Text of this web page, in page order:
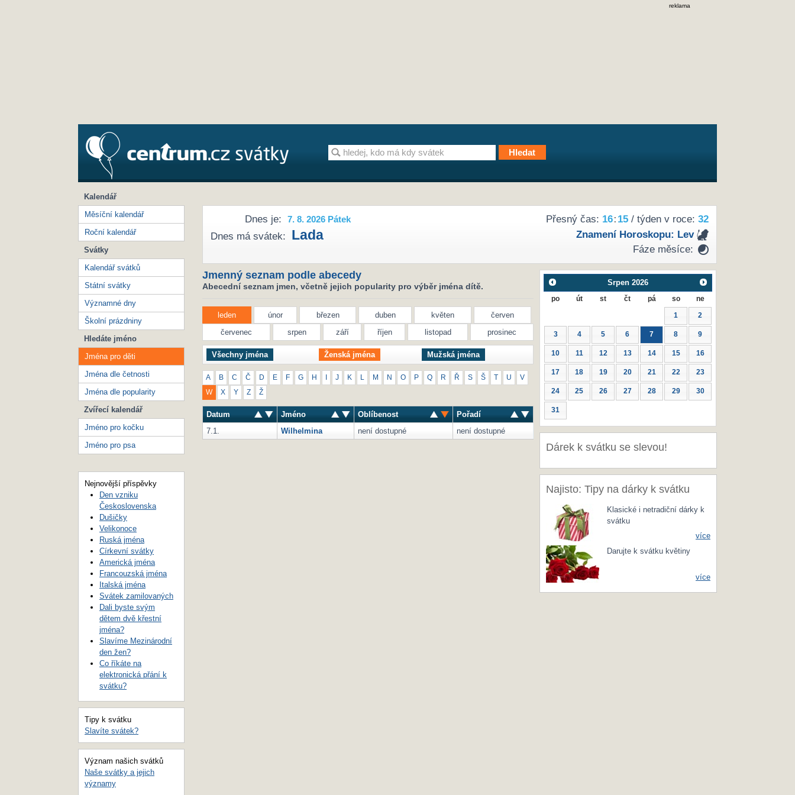
reklama
Přesný čas: 16: 15/ týden v roce: 32
Znamení Horoskopu: Lev
Fáze měsíce:
Dnes je: 7. 8. 2026 Pátek
Dnes má svátek: Lada
Jmenný seznam podle abecedy
Abecední seznam jmen, včetně jejich popularity pro výběr jména dítě.
leden únor březen duben květen
červen
červenec
srpen září říjen listopad prosinec
Všechny jména Ženská jména Mužská jména
A B C Č D E F G H J K M N O P Q R Ř S Š U V
W X Y Z Ž
Datum Jméno Oblíbenost
Pořadí
7.1.
Wilhelmina není dostupné není dostupné
Srpen 2026
po út st čt pá so ne
1 2
3 4 5 6 7 8 9
10 11 12 13 14 15 16
17 18 19 20 21 22 23
24 25 26 27 28 29 30
31
Dárek k svátku se slevou!
Najisto: Tipy na dárky k svátku
Klasické i netradiční dárky k
svátku
více
Darujte k svátku květiny
více
Kalendář
Měsíční kalendář
Roční kalendář
Svátky
Kalendář svátků
Státní svátky
Významné dny
Školní prázdniny
Hledáte jméno
Jména pro děti
Jména dle četnosti
Jména dle popularity
Zvířecí kalendář
Jméno pro kočku
Jméno pro psa
Nejnovější příspěvky
Den vzniku
Československa
Dušičky
Velikonoce
Ruská jména
Církevní svátky
Americká jména
Francouzská jména
Italská jména
Svátek zamilovaných
Dali byste svým
dětem dvě křestní
jména?
Slavíme Mezinárodní
den žen?
Co říkáte na
elektronická přání k
svátku?
Tipy k svátku
Slavíte svátek?
Význam našich svátků
Naše svátky a jejich
významy